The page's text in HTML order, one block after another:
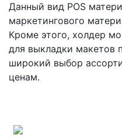
Данный вид POS
маркетингового
Кроме этого, холдер
для выкладки макетов
широкий выбор
ценам.